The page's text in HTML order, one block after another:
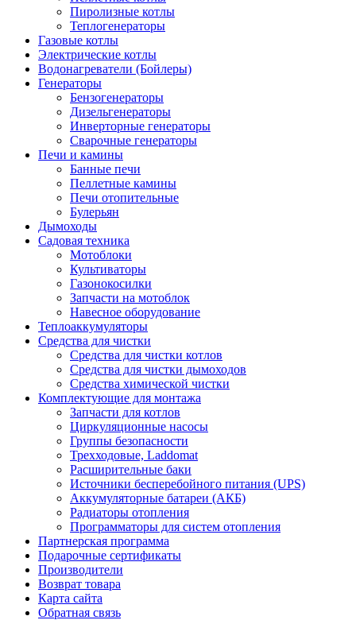
Пиролизные котлы
Теплогенераторы
Газовые котлы
Электрические котлы
Водонагреватели (Бойлеры)
Генераторы
Бензогенераторы
Дизельгенераторы
Инверторные генераторы
Сварочные генераторы
Печи и камины
Банные печи
Пеллетные камины
Печи отопительные
Булерьян
Дымоходы
Садовая техника
Мотоблоки
Культиваторы
Газонокосилки
Запчасти на мотоблок
Навесное оборудование
Теплоаккумуляторы
Средства для чистки
Средства для чистки котлов
Средства для чистки дымоходов
Средства химической чистки
Комплектующие для монтажа
Запчасти для котлов
Циркуляционные насосы
Группы безопасности
Трехходовые, Laddomat
Расширительные баки
Источники бесперебойного питания (UPS)
Аккумуляторные батареи (АКБ)
Радиаторы отопления
Программаторы для систем отопления
Партнерская программа
Подарочные сертификаты
Производители
Возврат товара
Карта сайта
Обратная связь